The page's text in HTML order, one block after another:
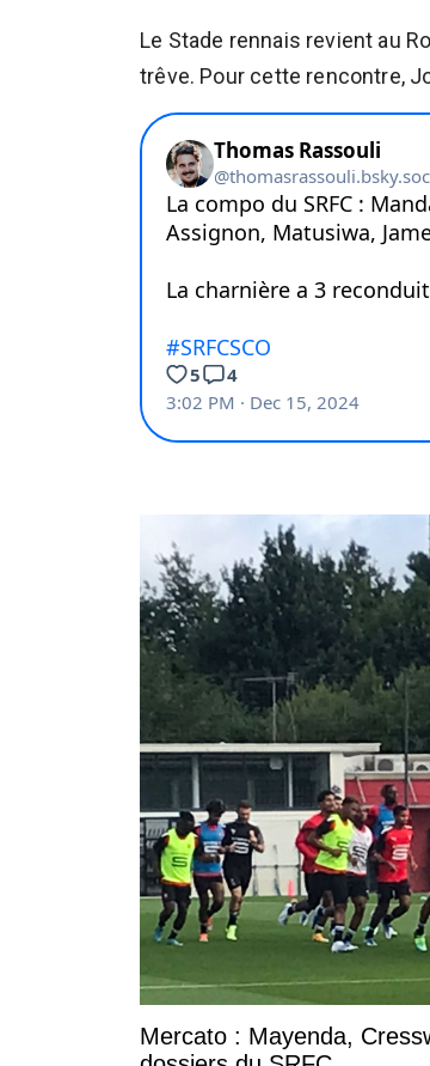
Le Stade rennais revient au
trêve. Pour cette rencontre,
Mercato : Mayenda,